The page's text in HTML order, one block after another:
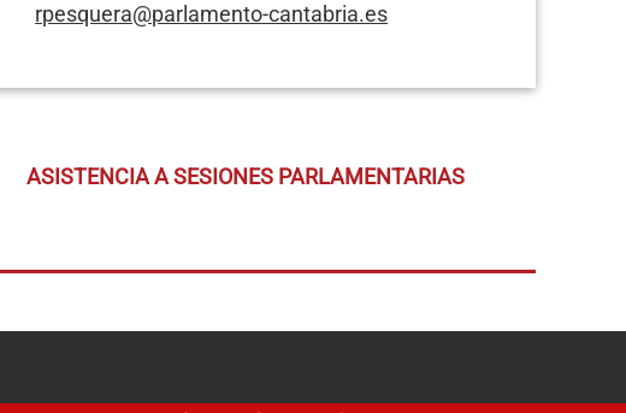
rpesquera@parlamento-cantabria.es
ASISTENCIA A SESIONES PARLAMENTARIAS